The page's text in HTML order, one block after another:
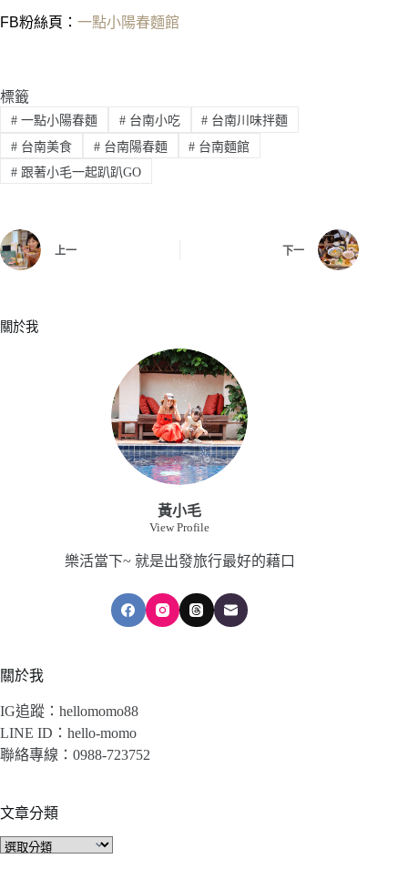
FB粉絲頁： 一點小陽春麵館
標籤
#一點小陽春麵 #台南小吃 # 台南川味拌麵
#台南美食 #台南陽春麵 # 台南麵館
#跟著小毛一起趴趴GO
上一 下一
關於我
黃小毛
View Profile
樂活當下~ 就是出發旅行最好的藉口
關於我
IG追蹤：hellomomo88
LINE ID：hello-momo
聯絡專線：0988-723752
文章分類
文